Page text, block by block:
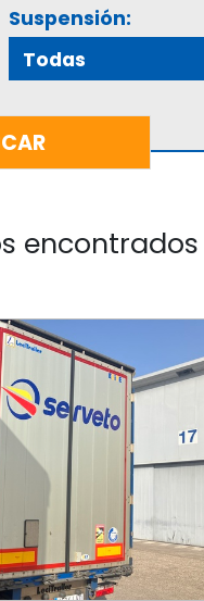
Suspensión:
encontrados